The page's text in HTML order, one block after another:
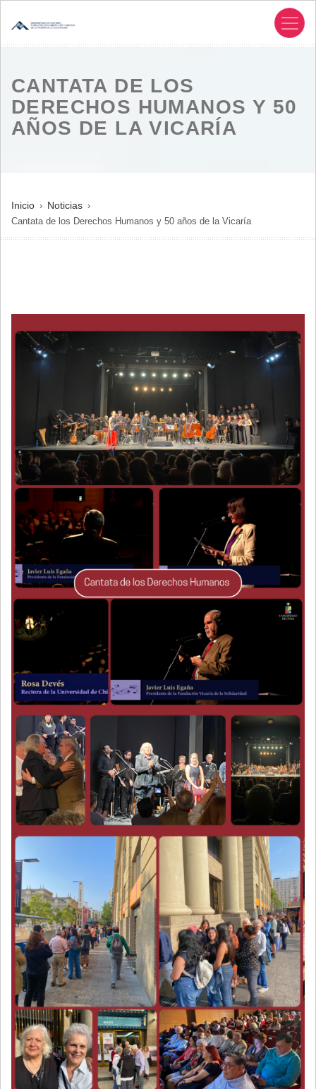
CANTATA DE LOS
DERECHOS HUMANOS Y 50
AÑOS DE LA VICARÍA
SOBRESCRIBIR
ENLACES
DE
NAVEGACIÓN
Inicio Noticias
Cantata de los Derechos Humanos y 50 años de la Vicaría